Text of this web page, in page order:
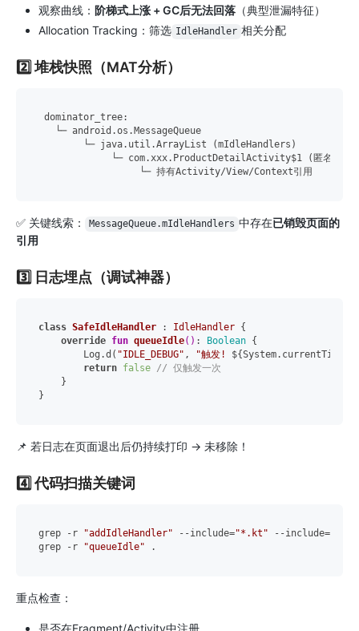
观察曲线： 阶梯式上涨 + GC后无法回落 （典型泄漏特征）
Allocation Tracking：筛选 IdleHandler 相关分配
2️⃣ 堆栈快照（MAT分析）
dominator_tree:
   └─ android.os.MessageQueue
        └─ java.util.ArrayList (mIdleHandlers)
└─ com.xxx.ProductDetailActivity$1 (匿名内部
✅ 关键线索： MessageQueue.mIdleHandlers 中存在已销毁页面的
引用
3️⃣ 日志埋点（调试神器）
class SafeIdleHandler : IdleHandler {
override fun queueIdle() : Boolean {
        Log.d(
"IDLE_DEBUG" , "触发!
return false // 仅触发一次
    }
📌 若日志在页面退出后仍持续打印 → 未移除！
4️⃣ 代码扫描关键词
grep -r "addIdleHandler" --include="*.kt" --include=
grep -r
"queueIdle"
重点检查：